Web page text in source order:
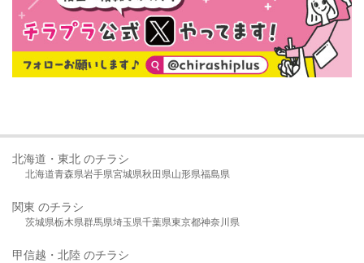
北海道・東北 のチラシ
北海道青森県岩手県宮城県秋田県山形県福島県
関東 のチラシ
茨城県栃木県群馬県埼玉県千葉県東京都神奈川県
甲信越・北陸 のチラシ